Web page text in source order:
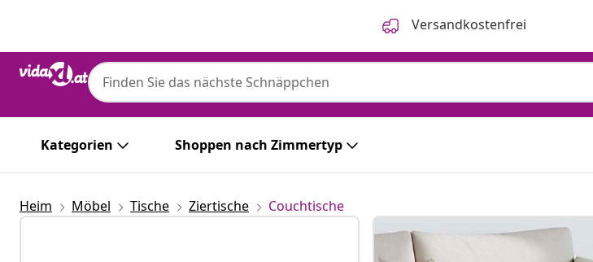
Versandkostenfrei
Kategorien Shoppen nach Zimmertyp
Heim Möbel Tische Ziertische Couchtische